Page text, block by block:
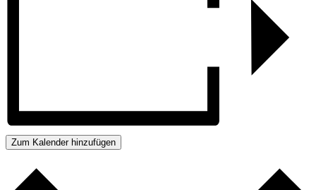
Zum Kalender hinzufügen